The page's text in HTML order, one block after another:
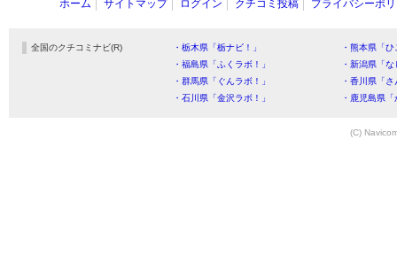
ホーム サイトマップ ログイン クチコミ投稿 プライバシーポ
全国のクチコミナビ(R) ・栃木県「栃ナビ！」
・熊本県「
・福島県「ふくラボ！」
・新潟県「
・群馬県「ぐんラボ！」
・香川県「
・石川県「金沢ラボ！」
・鹿児島県
(C)